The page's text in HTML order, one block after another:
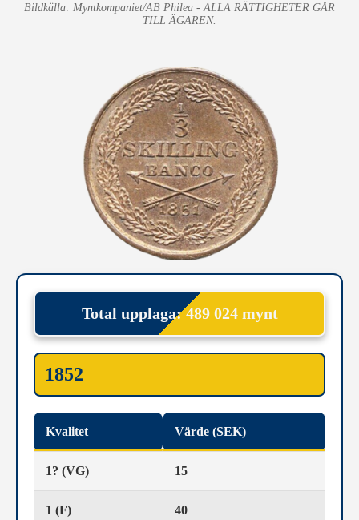
Bildkälla: Myntkompaniet/AB Philea - ALLA RÄTTIGHETER GÅR
TILL ÄGAREN.
Total upplaga: 489 024 mynt
1852
Kvalitet Värde (SEK)
1? (VG) 15
1 (F) 40